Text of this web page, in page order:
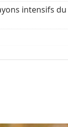
intensifs